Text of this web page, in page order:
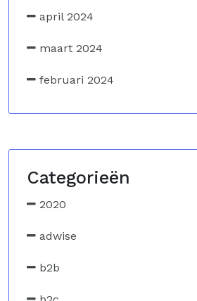
april 2024
maart 2024
februari 2024
Categorieën
2020
adwise
b2b